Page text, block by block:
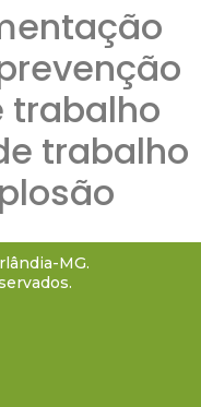
trabalho
trabalho
MG.